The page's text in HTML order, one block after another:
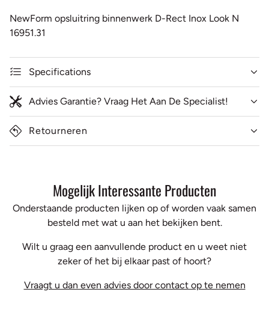
NewForm opsluitring binnenwerk D-Rect Inox Look N
16951.31
Specifications
Advies Garantie? Vraag Het Aan De Specialist!
Retourneren
Mogelijk Interessante Producten
Onderstaande producten lijken op of worden vaak samen
besteld met wat u aan het bekijken bent.
Wilt u graag een aanvullende product en u weet niet
zeker of het bij elkaar past of hoort?
Vraagt u dan even advies door contact op te nemen